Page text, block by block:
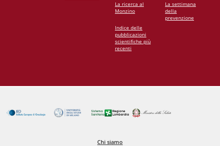
La ricerca al
Monzino
Indice delle
pubblicazioni
scientifiche più
recenti
La settimana
della
prevenzione
Chi siamo